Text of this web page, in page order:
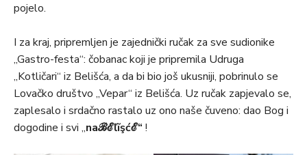
pojelo.
I za kraj, pripremljen je zajednički ručak za sve sudionike
„Gastro-festa“: čobanac koji je pripremila Udruga
„Kotličari“ iz Belišća, a da bi bio još ukusniji, pobrinulo se
Lovačko društvo „Vepar“ iz Belišća. Uz ručak zapjevalo se,
zaplesalo i srdačno rastalo uz ono naše čuveno: dao Bog i
dogodine i svi „naℬℰľĩşćℰ“ !